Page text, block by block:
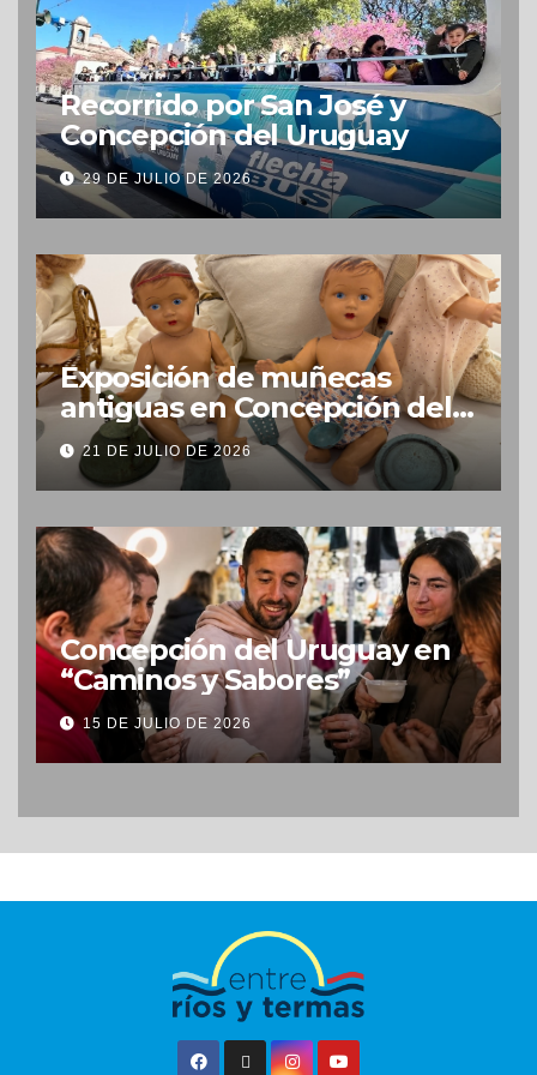
Recorrido por San José y
Concepción del Uruguay
29 DE JULIO DE 2026
Exposición de muñecas
antiguas en Concepción del
Uruguay
21 DE JULIO DE 2026
Concepción del Uruguay en
“Caminos y Sabores”
15 DE JULIO DE 2026